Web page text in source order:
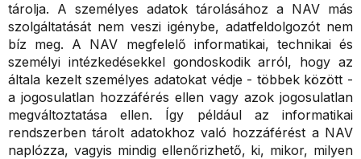
tárolja. A személyes adatok tárolásához a NAV más
szolgáltatását nem veszi igénybe, adatfeldolgozót nem
bíz meg. A NAV megfelelő informatikai, technikai és
személyi intézkedésekkel gondoskodik arról, hogy az
általa kezelt személyes adatokat védje - többek között -
a jogosulatlan hozzáférés ellen vagy azok jogosulatlan
megváltoztatása ellen. Így például az informatikai
rendszerben tárolt adatokhoz való hozzáférést a NAV
naplózza, vagyis mindig ellenőrizhető, ki, mikor, milyen